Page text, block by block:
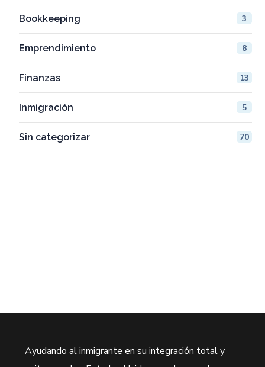
Bookkeeping 3
Emprendimiento 8
Finanzas 13
Inmigración 5
Sin categorizar 70
Ayudando al inmigrante en su integración total y